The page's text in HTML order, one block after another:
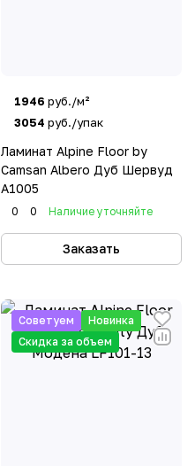
1946 руб./м²
3054 руб./упак
Ламинат Alpine Floor by
Camsan Albero Дуб Шервуд
А1005
0 0 Наличие уточняйте
Заказать
Советуем
Новинка
Скидка за объем